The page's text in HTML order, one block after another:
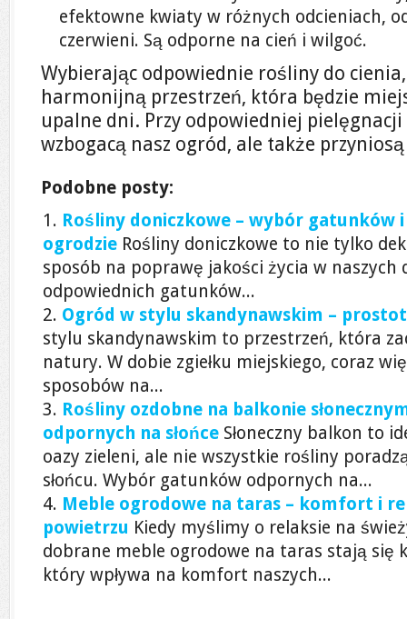
efektowne kwiaty w różnych odcieniach,
czerwieni. Są odporne na cień i wilgoć.
Wybierając odpowiednie rośliny do
harmonijną przestrzeń, która będzie
upalne dni. Przy odpowiedniej
wzbogacą nasz ogród, ale także
Podobne posty:
Rośliny doniczkowe – wybór gatunków
ogrodzie Rośliny doniczkowe to nie tylko
sposób na poprawę jakości życia w naszych
odpowiednich gatunków...
Ogród w stylu skandynawskim –
stylu skandynawskim to przestrzeń, która
natury. W dobie zgiełku miejskiego, coraz
sposobów na...
Rośliny ozdobne na balkonie
odpornych na słońce Słoneczny balkon to
oazy zieleni, ale nie wszystkie rośliny
słońcu. Wybór gatunków odpornych na...
Meble ogrodowe na taras – komfort i
powietrzu Kiedy myślimy o relaksie na
dobrane meble ogrodowe na taras stają się
który wpływa na komfort naszych...